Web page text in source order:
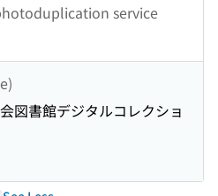
service
図書館デジタルコレクショ